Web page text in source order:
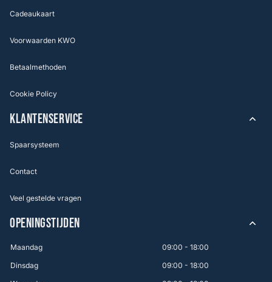
Cadeaukaart
Voorwaarden KWO
Betaalmethoden
Cookie Policy
KLANTENSERVICE
Spaarsysteem
Contact
Veel gestelde vragen
OPENINGSTIJDEN
Maandag
09:00 - 18:00
Dinsdag
09:00 - 18:00